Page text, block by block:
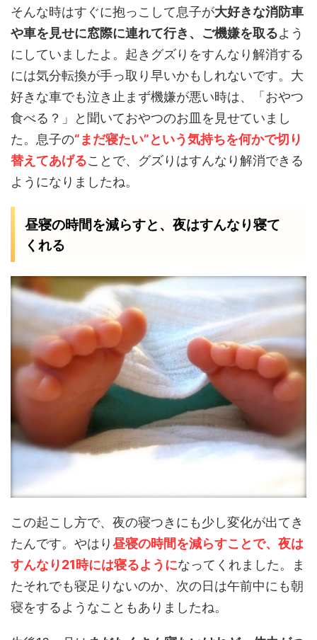
そんな時はすぐに抱っこして息子が大好きな消防車
や車を見せに窓際に連れて行き、ご機嫌を取るよう
にしていましたよ。起きグズりをすんなり解消する
には気分転換が手っ取り早いかもしれないです。大
好きな車でも泣き止まず機嫌が悪い時は、「おやつ
食べる？」と聞いておやつのお皿を見せていまし
た。息子の“まだ寝たい”という気持ちを何かで切り
替えてあげることで、グズりはすんなり解消できる
ようになりましたね。
昼寝の時間を減らすと、夜はすんなり寝て
くれる
この起こし方で、夜の寝つきにも少し変化が出てき
たんです。やはり昼寝の時間を減らすことで、夜は
すんなり21時には寝るようになってくれました。ま
たそれでも寝足りないのか、次の日は午前中にも朝
寝をするようなこともありましたね。